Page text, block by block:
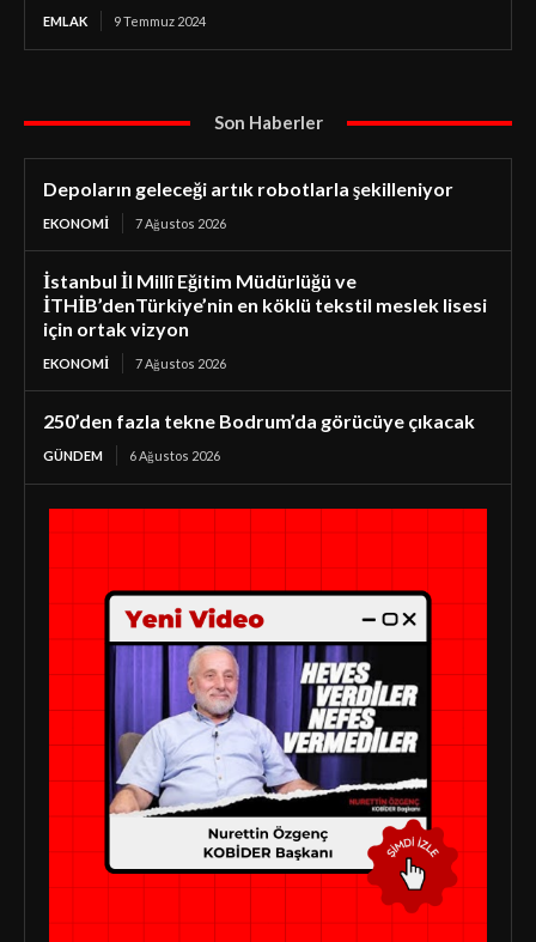
EMLAK 9 Temmuz 2024
Son Haberler
Depoların geleceği artık robotlarla şekilleniyor
EKONOMI 7 Ağustos 2026
İstanbul İl Millî Eğitim Müdürlüğü ve
İTHİB’denTürkiye’nin en köklü tekstil meslek lisesi
için ortak vizyon
EKONOMI 7 Ağustos 2026
250’den fazla tekne Bodrum’da görücüye çıkacak
GÜNDEM 6 Ağustos 2026